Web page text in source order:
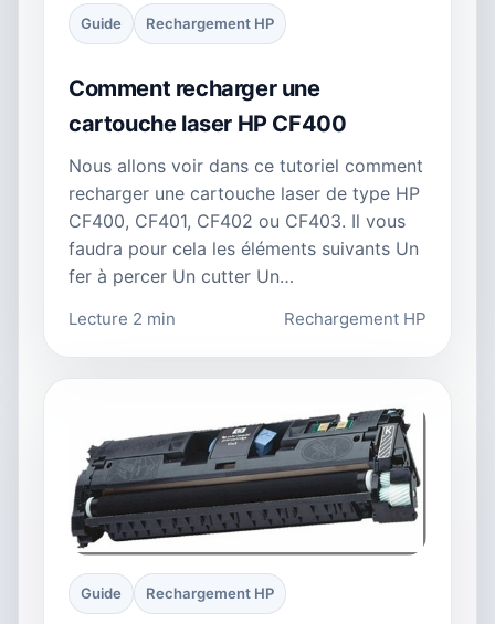
Guide Rechargement HP
Comment recharger une
cartouche laser HP CF400
Nous allons voir dans ce tutoriel comment
recharger une cartouche laser de type HP
CF400, CF401, CF402 ou CF403. Il vous
faudra pour cela les éléments suivants Un
fer à percer Un cutter Un…
Lecture 2 min Rechargement HP
Guide Rechargement HP